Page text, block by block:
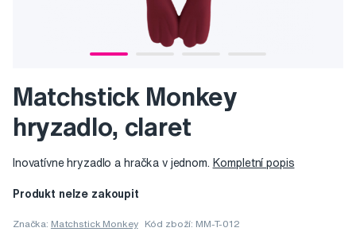
Matchstick Monkey
hryzadlo, claret
Inovatívne hryzadlo a hračka v jednom. Kompletní popis
Produkt nelze zakoupit
Značka: Matchstick Monkey Kód zboží: MM-T-012